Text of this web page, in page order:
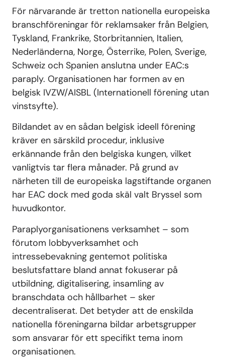
För närvarande är tretton nationella europeiska
branschföreningar för reklamsaker från Belgien,
Tyskland, Frankrike, Storbritannien, Italien,
Nederländerna, Norge, Österrike, Polen, Sverige,
Schweiz och Spanien anslutna under EAC:s
paraply. Organisationen har formen av en
belgisk IVZW/AISBL (Internationell förening utan
vinstsyfte).
Bildandet av en sådan belgisk ideell förening
kräver en särskild procedur, inklusive
erkännande från den belgiska kungen, vilket
vanligtvis tar flera månader. På grund av
närheten till de europeiska lagstiftande organen
har EAC dock med goda skäl valt Bryssel som
huvudkontor.
Paraplyorganisationens verksamhet – som
förutom lobbyverksamhet och
intressebevakning gentemot politiska
beslutsfattare bland annat fokuserar på
utbildning, digitalisering, insamling av
branschdata och hållbarhet – sker
decentraliserat. Det betyder att de enskilda
nationella föreningarna bildar arbetsgrupper
som ansvarar för ett specifikt tema inom
organisationen.